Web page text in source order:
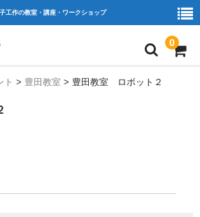
工作の教室・講座・ワークショップ
0
ト > 豊田教室 > 豊田教室 ロボット２